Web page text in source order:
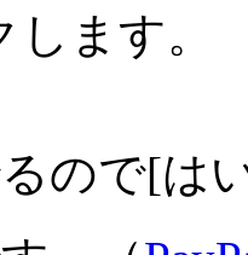
ます。
ので[は